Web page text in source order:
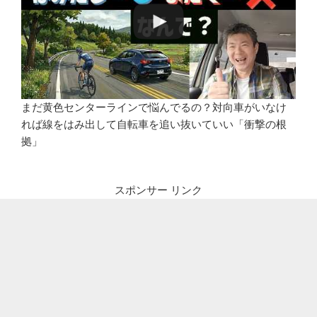
まだ黄色センターラインで悩んでるの？対向車がいなけ
れば線をはみ出して自転車を追い抜いていい「衝撃の根
拠」
スポンサー リンク